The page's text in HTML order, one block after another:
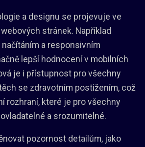
a designu se projevuje ve
stránek. Například
a responsivním
lepší hodnocení v mobilních
je i přístupnost pro všechny
se zdravotním postižením, což
rozhraní, které je pro všechny
a srozumitelné.
pozornost detailům, jako